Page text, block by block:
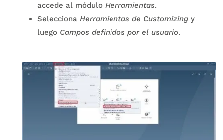
accede al módulo Herramientas.
Selecciona Herramientas de Customizingy
luego Campos definidos por el usuario.